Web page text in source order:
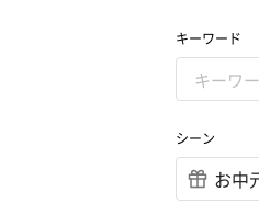
キーワード
シーン